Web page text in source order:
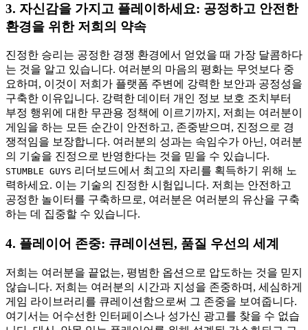
3. 자신감을 가지고 플레이하세요: 공정하고 안전한
환경을 위한 저희의 약속
진정한 승리는 공정한 경쟁 환경에서 얻었을 때 가장 달콤하다
는 것을 알고 있습니다. 여러분의 마음의 평화는 무엇보다 중
요하며, 이것이 저희가 플랫폼 주변에 강력한 보안과 공정성을
구축한 이유입니다. 강력한 데이터 개인 정보 보호 조치부터
부정 행위에 대한 무관용 정책에 이르기까지, 저희는 여러분이
게임을 하는 모든 순간이 안전하고, 존중받으며, 진정으로 경
쟁적임을 보장합니다. 여러분의 성과는 속임수가 아닌, 여러분
의 기술을 진정으로 반영한다는 것을 믿을 수 있습니다.
STUMBLE GUYS 리더보드에서 최고의 자리를 획득하기 위해 노
력하세요. 이는 기술의 진정한 시험입니다. 저희는 안전하고
공정한 놀이터를 구축하므로, 여러분은 여러분의 유산을 구축
하는 데 집중할 수 있습니다.
4. 플레이어 존중: 큐레이션된, 품질 우선의 세계
저희는 여러분을 끝없는, 평범한 옵션으로 압도하는 것을 믿지
않습니다. 저희는 여러분의 시간과 지성을 존중하며, 세심하게
게임 라이브러리를 큐레이션함으로써 그 존중을 보여줍니다.
여기서는 어수선한 인터페이스나 성가신 광고를 찾을 수 없습